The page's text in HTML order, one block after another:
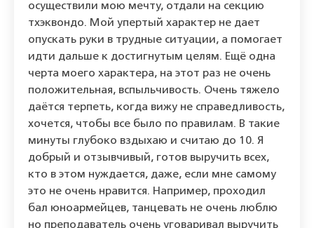
осуществили мою мечту, отдали на секцию
тхэквондо. Мой упертый характер не дает
опускать руки в трудные ситуации, а помогает
идти дальше к достигнутым целям. Ещё одна
черта моего характера, на этот раз не очень
положительная, вспыльчивость. Очень тяжело
даётся терпеть, когда вижу не справедливость,
хочется, чтобы все было по правилам. В такие
минуты глубоко вздыхаю и считаю до 10. Я
добрый и отзывчивый, готов выручить всех,
кто в этом нуждается, даже, если мне самому
это не очень нравится. Например, проходил
бал юноармейцев, танцевать не очень люблю
но преподаватель очень уговаривал выручить